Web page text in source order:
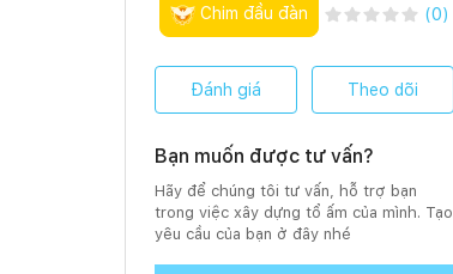
Chim đầu đàn (0)
Đánh giá Theo dõi
Bạn muốn được tư vấn?
Hãy để chúng tôi tư vấn, hỗ trợ bạn
trong việc xây dựng tổ ấm của mình. Tạo
yêu cầu của bạn ở đây nhé